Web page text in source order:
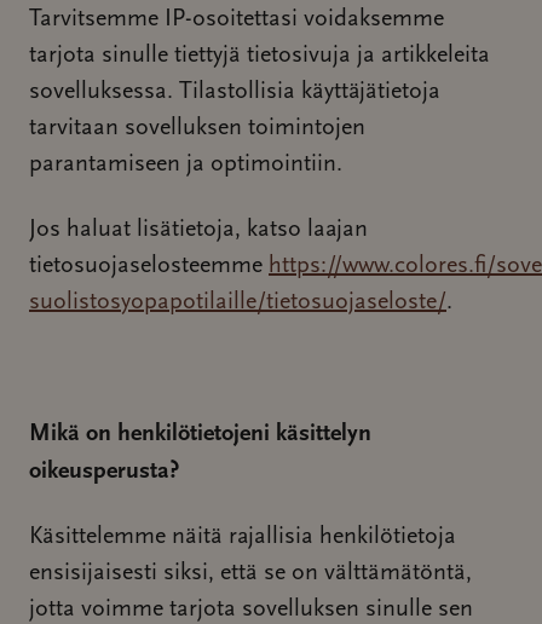
Tarvitsemme IP-osoitettasi voidaksemme
tarjota sinulle tiettyjä tietosivuja ja artikkeleita
sovelluksessa. Tilastollisia käyttäjätietoja
tarvitaan sovelluksen toimintojen
parantamiseen ja optimointiin.
Jos haluat lisätietoja, katso laajan
tietosuojaselosteemme https://www.colores.fi/
suolistosyopapotilaille/tietosuojaseloste/.
Mikä on henkilötietojeni käsittelyn
oikeusperusta?
Käsittelemme näitä rajallisia henkilötietoja
ensisijaisesti siksi, että se on välttämätöntä,
jotta voimme tarjota sovelluksen sinulle sen